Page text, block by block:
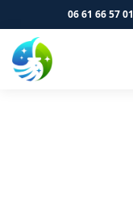
06 61 66 57 01